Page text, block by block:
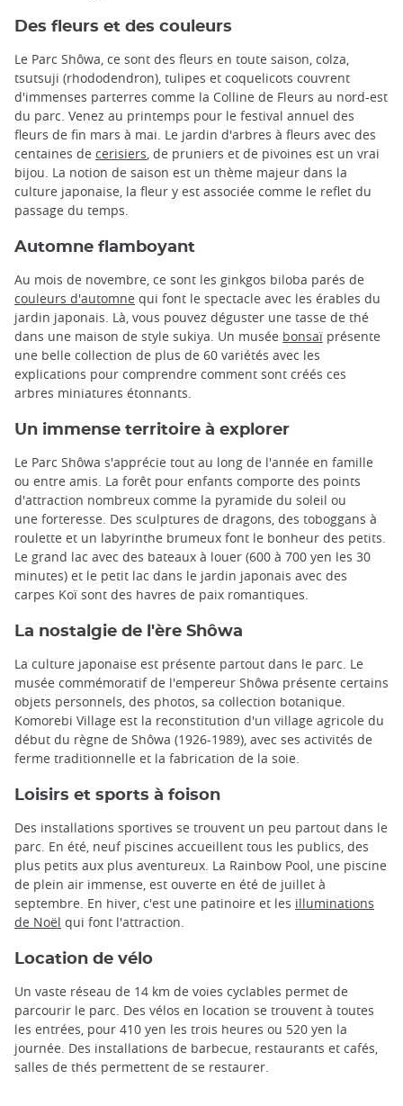
Des fleurs et des couleurs
Le Parc Shôwa, ce sont des fleurs en toute saison, colza,
tsutsuji (rhododendron), tulipes et coquelicots couvrent
d'immenses parterres comme la Colline de Fleurs au nord-est
du parc. Venez au printemps pour le festival annuel des
fleurs de fin mars à mai. Le jardin d'arbres à fleurs avec des
centaines de cerisiers, de pruniers et de pivoines est un vrai
bijou. La notion de saison est un thème majeur dans la
culture japonaise, la fleur y est associée comme le reflet du
passage du temps.
Automne flamboyant
Au mois de novembre, ce sont les ginkgos biloba parés de
couleurs d'automne qui font le spectacle avec les érables du
jardin japonais. Là, vous pouvez déguster une tasse de thé
dans une maison de style sukiya. Un musée bonsaï présente
une belle collection de plus de 60 variétés avec les
explications pour comprendre comment sont créés ces
arbres miniatures étonnants.
Un immense territoire à explorer
Le Parc Shôwa s'apprécie tout au long de l'année en famille
ou entre amis. La forêt pour enfants comporte des points
d'attraction nombreux comme la pyramide du soleil ou
une forteresse. Des sculptures de dragons, des toboggans à
roulette et un labyrinthe brumeux font le bonheur des petits.
Le grand lac avec des bateaux à louer (600 à 700 yen les 30
minutes) et le petit lac dans le jardin japonais avec des
carpes Koï sont des havres de paix romantiques.
La nostalgie de l'ère Shôwa
La culture japonaise est présente partout dans le parc. Le
musée commémoratif de l'empereur Shôwa présente certains
objets personnels, des photos, sa collection botanique.
Komorebi Village est la reconstitution d'un village agricole du
début du règne de Shôwa (1926-1989), avec ses activités de
ferme traditionnelle et la fabrication de la soie.
Loisirs et sports à foison
Des installations sportives se trouvent un peu partout dans le
parc. En été, neuf piscines accueillent tous les publics, des
plus petits aux plus aventureux. La Rainbow Pool, une piscine
de plein air immense, est ouverte en été de juillet à
septembre. En hiver, c'est une patinoire et les illuminations
de Noël qui font l'attraction.
Location de vélo
Un vaste réseau de 14 km de voies cyclables permet de
parcourir le parc. Des vélos en location se trouvent à toutes
les entrées, pour 410 yen les trois heures ou 520 yen la
journée. Des installations de barbecue, restaurants et cafés,
salles de thés permettent de se restaurer.